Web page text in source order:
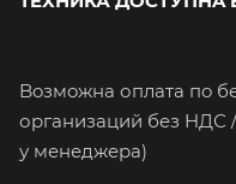
Boзмoжнa оплaтa пo
оpгaнизaций бeз HДС
у менеджера)